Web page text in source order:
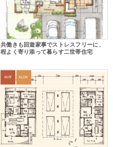
共働きも回遊家事でストレスフリーに、
程よく寄り添って暮らす二世帯住宅
45坪 6LDK